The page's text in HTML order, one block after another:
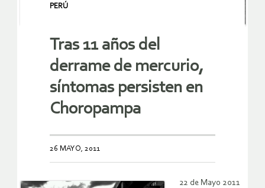
PERÚ
Tras 11 años del
derrame de mercurio,
síntomas persisten en
Choropampa
26 MAYO, 2011
22 de Mayo 2011